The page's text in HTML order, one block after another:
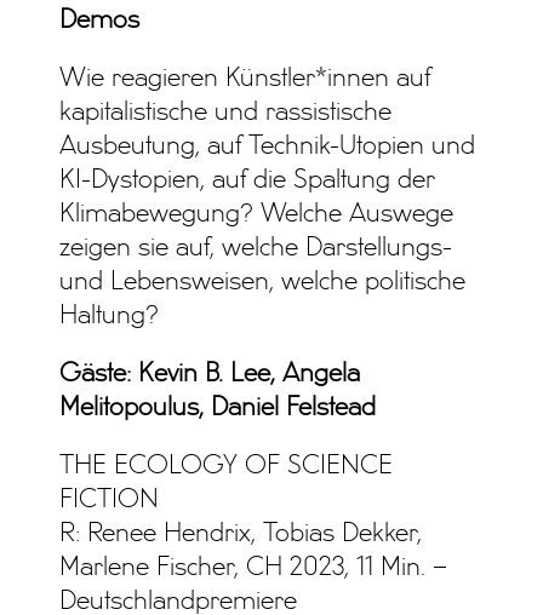
Demos
Wie reagieren Künstler*innen auf
kapitalistische und rassistische
Ausbeutung, auf Technik-Utopien und
KI-Dystopien, auf die Spaltung der
Klimabewegung? Welche Auswege
zeigen sie auf, welche Darstellungs-
und Lebensweisen, welche politische
Haltung?
Gäste: Kevin B. Lee, Angela
Melitopoulus, Daniel Felstead
THE ECOLOGY OF SCIENCE
FICTION
R: Renee Hendrix, Tobias Dekker,
Marlene Fischer, CH 2023, 11 Min. –
Deutschlandpremiere